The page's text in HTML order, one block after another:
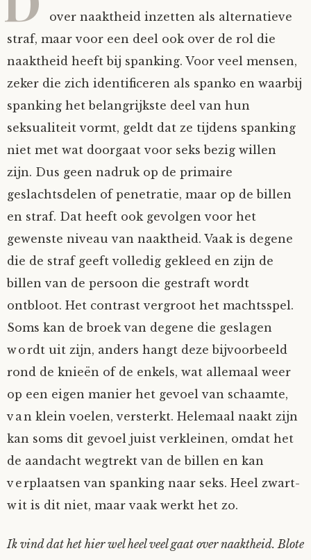
over naaktheid inzetten als alternatieve
straf, maar voor een deel ook over de rol die
naaktheid heeft bij spanking. Voor veel mensen,
zeker die zich identificeren als spanko en waarbij
spanking het belangrijkste deel van hun
seksualiteit vormt, geldt dat ze tijdens spanking
niet met wat doorgaat voor seks bezig willen
zijn. Dus geen nadruk op de primaire
geslachtsdelen of penetratie, maar op de billen
en straf. Dat heeft ook gevolgen voor het
gewenste niveau van naaktheid. Vaak is degene
die de straf geeft volledig gekleed en zijn de
billen van de persoon die gestraft wordt
ontbloot. Het contrast vergroot het machtsspel.
Soms kan de broek van degene die geslagen
wordt uit zijn, anders hangt deze bijvoorbeeld
rond de knieën of de enkels, wat allemaal weer
op een eigen manier het gevoel van schaamte,
van klein voelen, versterkt. Helemaal naakt zijn
kan soms dit gevoel juist verkleinen, omdat het
de aandacht wegtrekt van de billen en kan
verplaatsen van spanking naar seks. Heel zwart-
wit is dit niet, maar vaak werkt het zo.
Ik vind dat het hier wel heel veel gaat over naaktheid. Blote